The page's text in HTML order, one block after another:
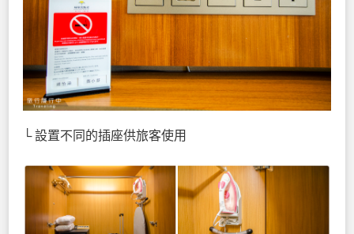
└ 設置不同的插座供旅客使用